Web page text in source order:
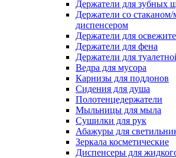
Держатели для зубных
Держатели со
диспенсером
Держатели для
Держатели для фена
Держатели для
Ведра для мусора
Карнизы для поддонов
Сидения для душа
Полотенцедержатели
Мыльницы для мыла
Сушилки для рук
Абажуры для
Зеркала косметические
Диспенсеры для